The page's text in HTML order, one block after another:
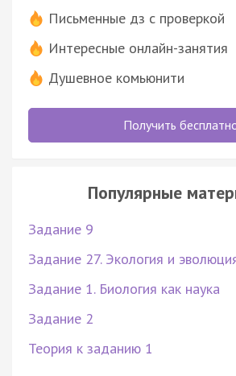
Письменные дз с проверкой
Интересные онлайн-занятия
Душевное комьюнити
Получить
Популярные
Задание 9
Задание 27. Экология и
Задание 1. Биология как наука
Задание 2
Теория к заданию 1